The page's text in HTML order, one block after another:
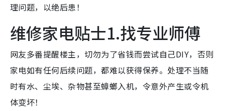
理问题，以绝后患！
维修家电贴士1.找专业师傅
网友多番提醒楼主，切勿为了省钱而尝试自己DIY，否则
家电如有任何后续问题，都难以获得保养。处理不当随
时有水、尘埃、杂物甚至蟑螂入机，令意外产生或令机
体变坏！